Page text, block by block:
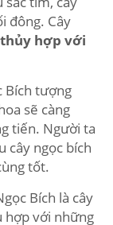
đông. Cây
hợp với
Bích tượng
sẽ càng
tiến. Người ta
cây ngọc bích
tốt.
Bích là cây
hợp với những